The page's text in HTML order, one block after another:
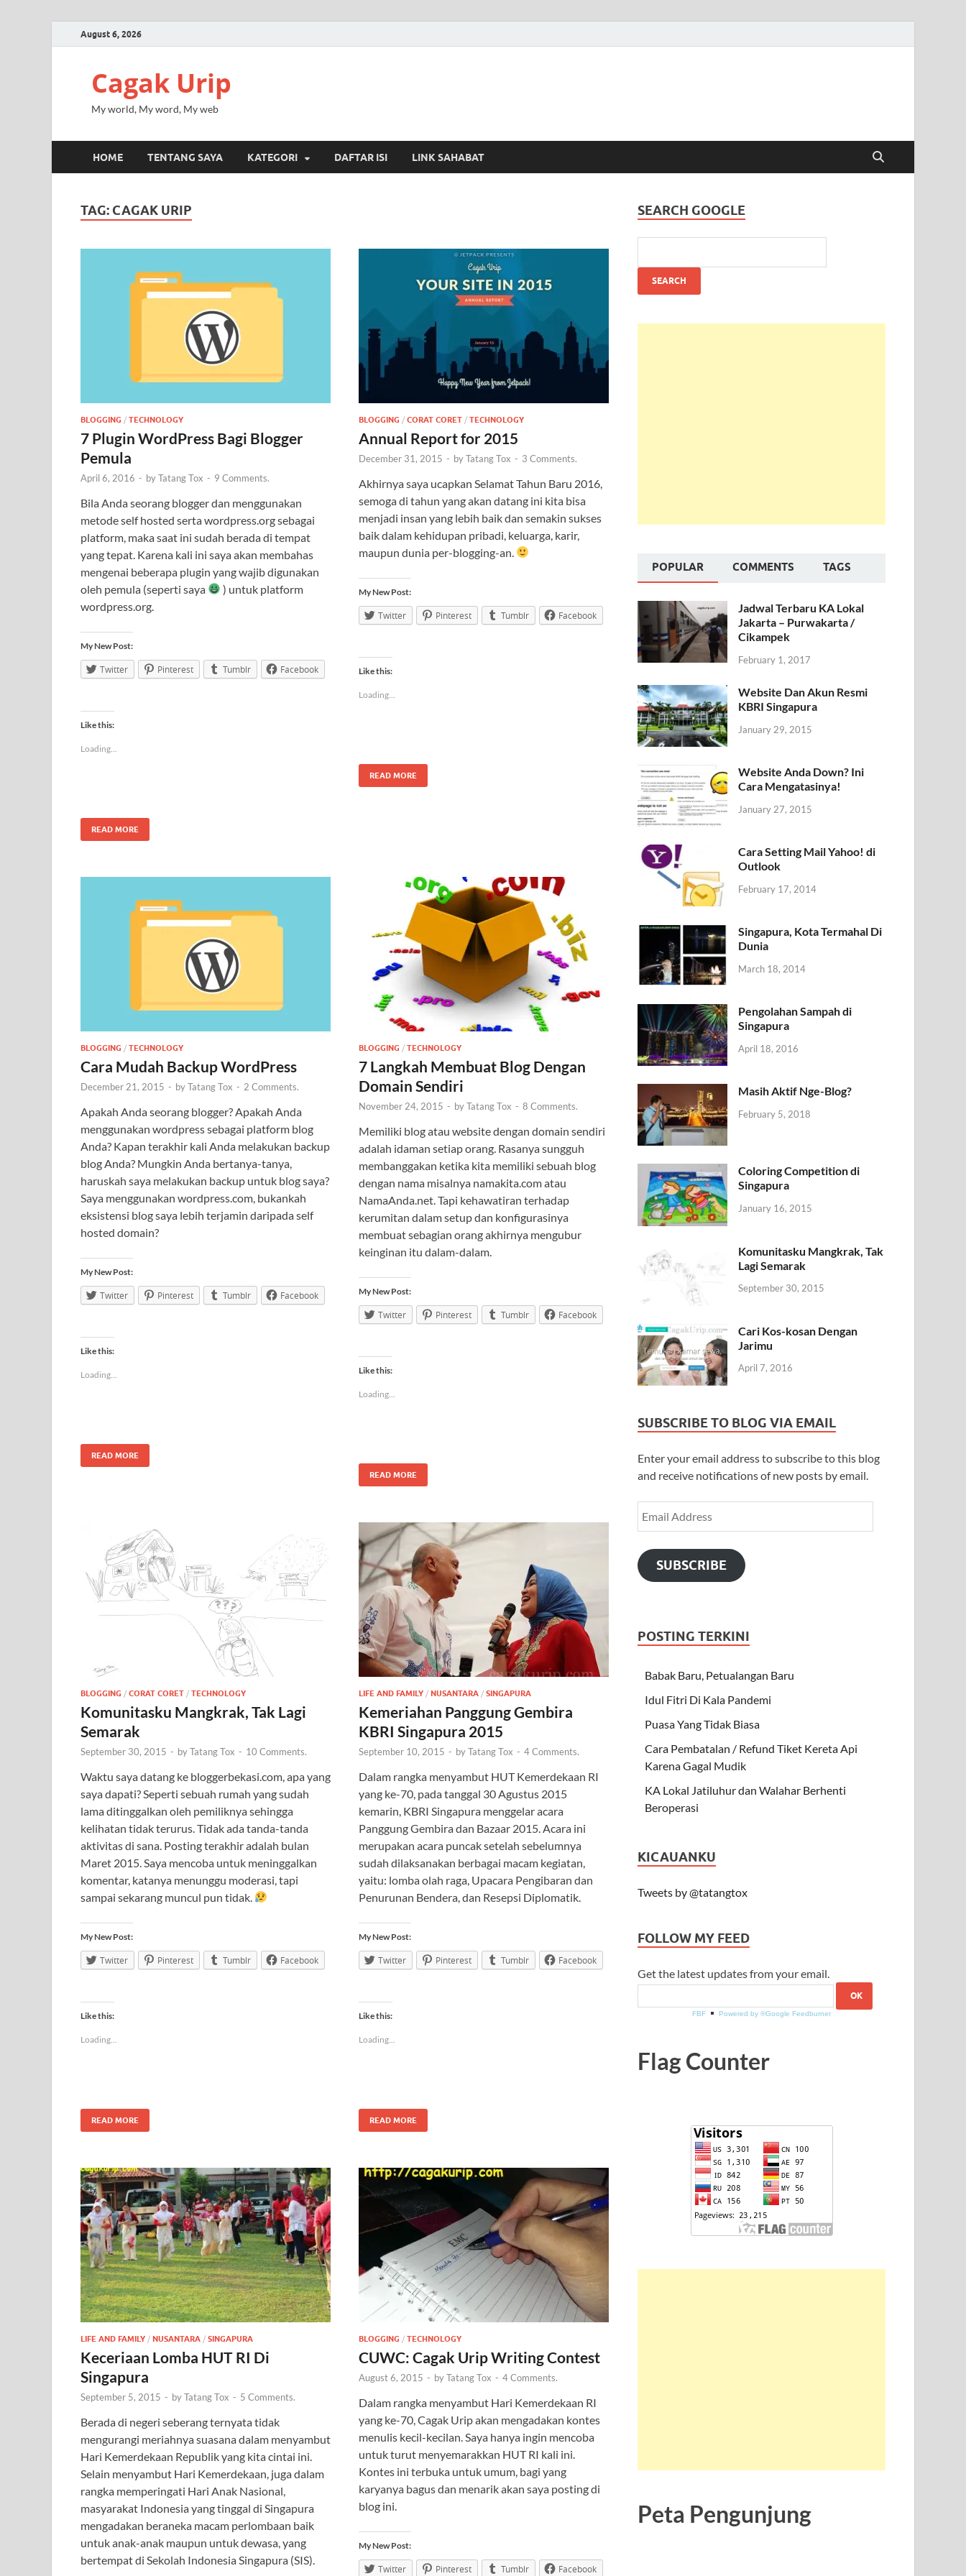
August 6, 2026
Cagak Urip
My world, My word, My web
HOME TENTANG SAYA KATEGORI DAFTAR ISI LINK SAHABAT
TAG: CAGAK URIP
BLOGGING / TECHNOLOGY
7 Plugin WordPress Bagi Blogger
Pemula
April 6, 2016 - byTatang Tox - 9 Comments.
Bila Anda seorang blogger dan menggunakan
metode self hosted serta wordpress.org sebagai
platform, maka saat ini sudah berada di tempat
yang tepat. Karena kali ini saya akan membahas
mengenai beberapa plugin yang wajib digunakan
oleh pemula (seperti saya
) untuk platform
wordpress.org.
My New Post:
Twitter Pinterest Tumblr Facebook
Like this:
Loading...
READ MORE
BLOGGING / CORAT CORET / TECHNOLOGY
Annual Report for 2015
December 31, 2015 - byTatang Tox - 3 Comments.
Akhirnya saya ucapkan Selamat Tahun Baru 2016,
semoga di tahun yang akan datang ini kita bisa
menjadi insan yang lebih baik dan semakin sukses
baik dalam kehidupan pribadi, keluarga, karir,
maupun dunia per-blogging-an.
My New Post:
Twitter Pinterest Tumblr Facebook
Like this:
Loading...
READ MORE
BLOGGING / TECHNOLOGY
Cara Mudah Backup WordPress
December 21, 2015 - byTatang Tox - 2 Comments.
Apakah Anda seorang blogger? Apakah Anda
menggunakan wordpress sebagai platform blog
Anda? Kapan terakhir kali Anda melakukan backup
blog Anda? Mungkin Anda bertanya-tanya,
haruskah saya melakukan backup untuk blog saya?
Saya menggunakan wordpress.com, bukankah
eksistensi blog saya lebih terjamin daripada self
hosted domain?
My New Post:
Twitter Pinterest Tumblr Facebook
Like this:
Loading...
READ MORE
BLOGGING / TECHNOLOGY
7 Langkah Membuat Blog Dengan
Domain Sendiri
November 24, 2015 - byTatang Tox - 8 Comments.
Memiliki blog atau website dengan domain sendiri
adalah idaman setiap orang. Rasanya sungguh
membanggakan ketika kita memiliki sebuah blog
dengan nama misalnya namakita.com atau
NamaAnda.net. Tapi kehawatiran terhadap
kerumitan dalam setup dan konfigurasinya
membuat sebagian orang akhirnya mengubur
keinginan itu dalam-dalam.
My New Post:
Twitter Pinterest Tumblr Facebook
Like this:
Loading...
READ MORE
BLOGGING / CORAT CORET / TECHNOLOGY
Komunitasku Mangkrak, Tak Lagi
Semarak
September 30, 2015 - byTatang Tox - 10 Comments.
Waktu saya datang ke bloggerbekasi.com, apa yang
saya dapati? Seperti sebuah rumah yang sudah
lama ditinggalkan oleh pemiliknya sehingga
kelihatan tidak terurus. Tidak ada tanda-tanda
aktivitas di sana. Posting terakhir adalah bulan
Maret 2015. Saya mencoba untuk meninggalkan
komentar, katanya menunggu moderasi, tapi
sampai sekarang muncul pun tidak.
My New Post:
Twitter Pinterest Tumblr Facebook
Like this:
Loading...
READ MORE
LIFE AND FAMILY / NUSANTARA / SINGAPURA
Kemeriahan Panggung Gembira
KBRI Singapura 2015
September 10, 2015 - byTatang Tox - 4 Comments.
Dalam rangka menyambut HUT Kemerdekaan RI
yang ke-70, pada tanggal 30 Agustus 2015
kemarin, KBRI Singapura menggelar acara
Panggung Gembira dan Bazaar 2015. Acara ini
merupakan acara puncak setelah sebelumnya
sudah dilaksanakan berbagai macam kegiatan,
yaitu: lomba olah raga, Upacara Pengibaran dan
Penurunan Bendera, dan Resepsi Diplomatik.
My New Post:
Twitter Pinterest Tumblr Facebook
Like this:
Loading...
READ MORE
LIFE AND FAMILY / NUSANTARA / SINGAPURA
Keceriaan Lomba HUT RI Di
Singapura
September 5, 2015 - byTatang Tox - 5 Comments.
Berada di negeri seberang ternyata tidak
mengurangi meriahnya suasana dalam menyambut
Hari Kemerdekaan Republik yang kita cintai ini.
Selain menyambut Hari Kemerdekaan, juga dalam
rangka memperingati Hari Anak Nasional,
masyarakat Indonesia yang tinggal di Singapura
mengadakan beraneka macam perlombaan baik
untuk anak-anak maupun untuk dewasa, yang
bertempat di Sekolah Indonesia Singapura (SIS).
BLOGGING / TECHNOLOGY
CUWC: Cagak Urip Writing Contest
August 6, 2015 - byTatang Tox - 4 Comments.
Dalam rangka menyambut Hari Kemerdekaan RI
yang ke-70, Cagak Urip akan mengadakan kontes
menulis kecil-kecilan. Saya hanya ingin mencoba
untuk turut menyemarakkan HUT RI kali ini.
Kontes ini terbuka untuk umum, bagi yang
karyanya bagus dan menarik akan saya posting di
blog ini.
My New Post:
Twitter Pinterest Tumblr Facebook
SEARCH GOOGLE
POPULAR COMMENTS TAGS
Jadwal Terbaru KA Lokal
Jakarta – Purwakarta /
Cikampek
February 1, 2017
Website Dan Akun Resmi
KBRI Singapura
January 29, 2015
Website Anda Down? Ini
Cara Mengatasinya!
January 27, 2015
Cara Setting Mail Yahoo! di
Outlook
February 17, 2014
Singapura, Kota Termahal Di
Dunia
March 18, 2014
Pengolahan Sampah di
Singapura
April 18, 2016
Masih Aktif Nge-Blog?
February 5, 2018
Coloring Competition di
Singapura
January 16, 2015
Komunitasku Mangkrak, Tak
Lagi Semarak
September 30, 2015
Cari Kos-kosan Dengan
Jarimu
April 7, 2016
SUBSCRIBE TO BLOG VIA EMAIL
Enter your email address to subscribe to this blog
and receive notifications of new posts by email.
SUBSCRIBE
POSTING TERKINI
Babak Baru, Petualangan Baru
Idul Fitri Di Kala Pandemi
Puasa Yang Tidak Biasa
Cara Pembatalan / Refund Tiket Kereta Api
Karena Gagal Mudik
KA Lokal Jatiluhur dan Walahar Berhenti
Beroperasi
KICAUANKU
Tweets by @tatangtox
FOLLOW MY FEED
Get the latest updates from your email.
FBF Powered by ®Google Feedburner
Flag Counter
Peta Pengunjung